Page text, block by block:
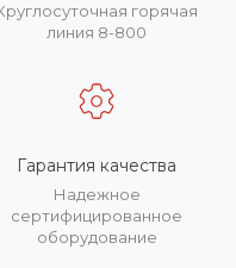
горячая
линия 8-800
Гарантия качества
Надежное
сертифицированное
оборудование